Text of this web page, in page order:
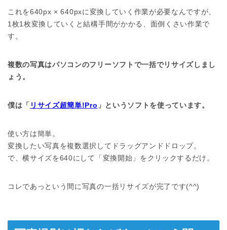
これを640px × 640pxに変換していく作業が必要なんですが、
1枚1枚変換していくと結構手間がかかる、面倒くさい作業で
す。
複数の写真はパソコンのフリーソフトで一括でリサイズしまし
ょう。
僕は「 リサイズ超簡単!Pro 」というソフトを使っています。
使い方は簡単。
変換したい写真を複数選択してドラッグアンドドロップ。
で、横サイズを640にして「変換開始」をクリックするだけ。
コレであっという間に写真の一括リサイズが完了です(^^)